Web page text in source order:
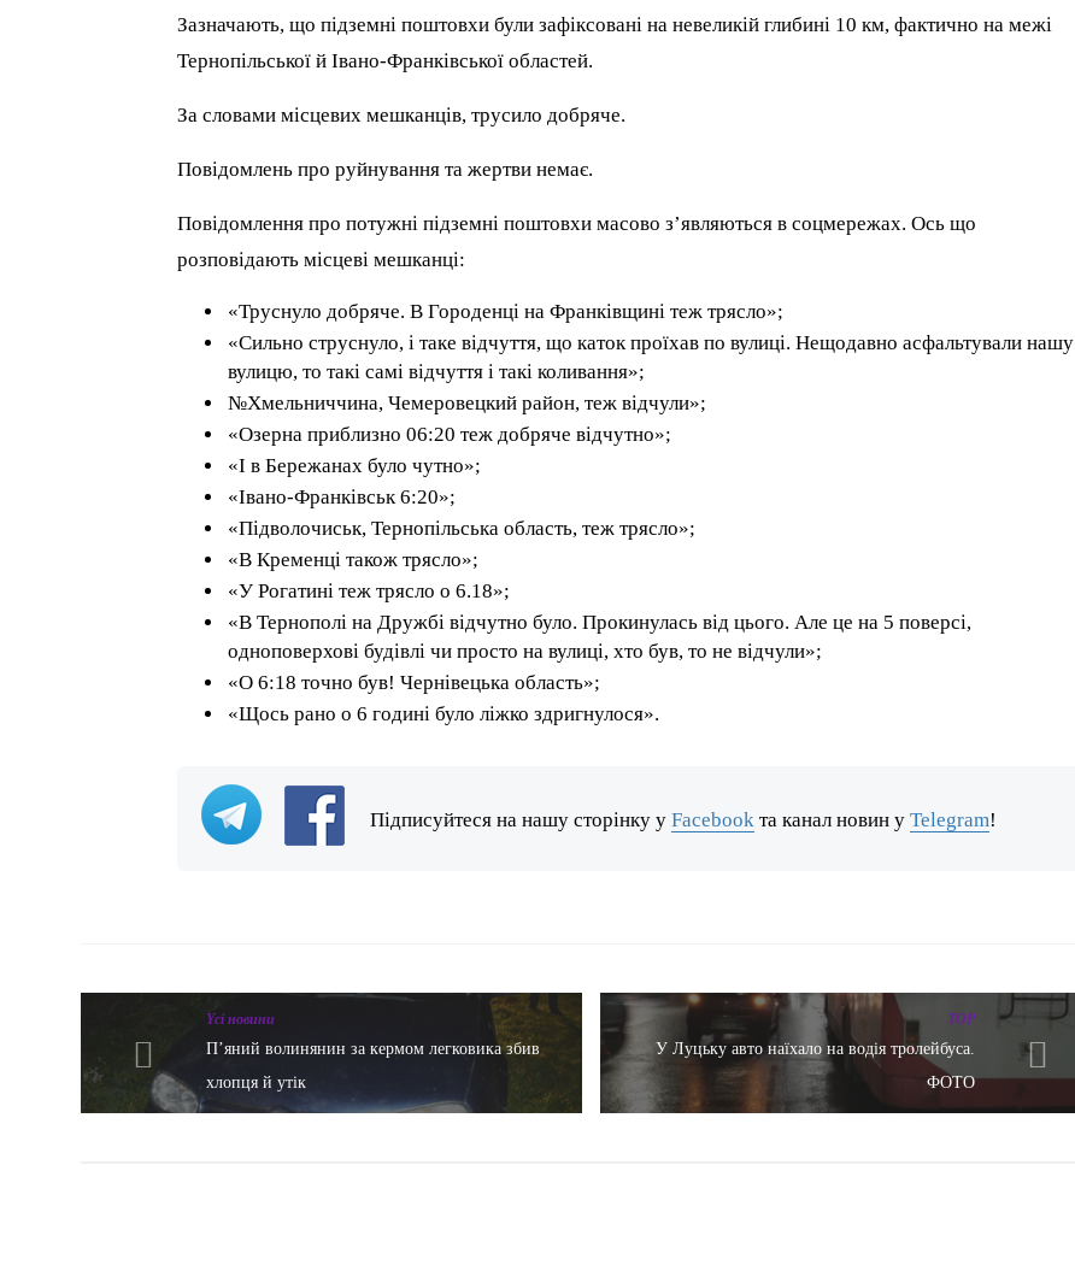
Зазначають, що підземні поштовхи були зафіксовані на невеликій глибині 10 км, фактично на межі
Тернопільської й Івано-Франківської областей.
За словами місцевих мешканців, трусило добряче.
Повідомлень про руйнування та жертви немає.
Повідомлення про потужні підземні поштовхи масово з’являються в соцмережах. Ось що
розповідають місцеві мешканці:
«Труснуло добряче. В Городенці на Франківщині теж трясло»;
«Сильно струснуло, і таке відчуття, що каток проїхав по вулиці. Нещодавно асфальтували нашу
вулицю, то такі самі відчуття і такі коливання»;
№Хмельниччина, Чемеровецкий район, теж відчули»;
«Озерна приблизно 06:20 теж добряче відчутно»;
«І в Бережанах було чутно»;
«Івано-Франківськ 6:20»;
«Підволочиськ, Тернопільська область, теж трясло»;
«В Кременці також трясло»;
«У Рогатині теж трясло о 6.18»;
«В Тернополі на Дружбі відчутно було. Прокинулась від цього. Але це на 5 поверсі,
одноповерхові будівлі чи просто на вулиці, хто був, то не відчули»;
«О 6:18 точно був! Чернівецька область»;
«Щось рано о 6 годині було ліжко здригнулося».
Підписуйтеся на нашу сторінку уFacebook та канал новин уTelegram!
Yсі новини
П’яний волинянин за кермом легковика збив
хлопця й утік
TOP
У Луцьку авто наїхало на водія тролейбуса.
ФОТО